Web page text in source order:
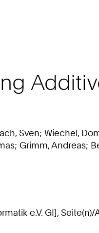
Sven; Wiechel,
Grimm, Andreas;
e.V. GI],